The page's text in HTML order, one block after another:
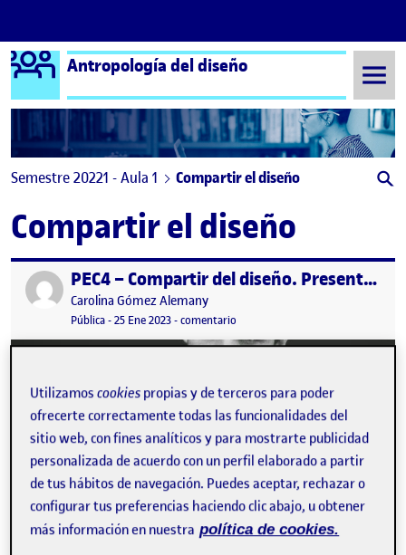
Saltar al contenido
Logo Ágora
Antropología del diseño
Semestre 20221 - Aula 1 Compartir el diseño
Compartir el diseño
Publicado por PEC4 – Compartir del diseño. Presentación II
Publicado por
Carolina Gómez Alemany
Visibilidad:
Pública-Fecha de publicación
25 Ene 2023-comentario
Utilizamoscookies propias y de terceros para poder
ofrecerte correctamente todas las funcionalidades del
sitio web, con fines analíticos y para mostrarte publicidad
personalizada de acuerdo con un perfil elaborado a partir
de tus hábitos de navegación. Puedes aceptar, rechazar o
configurar tus preferencias haciendo clic abajo, u obtener
más información en nuestra política de cookies.